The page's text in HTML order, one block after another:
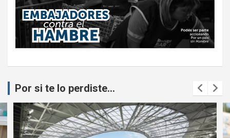
Por si te lo perdiste...